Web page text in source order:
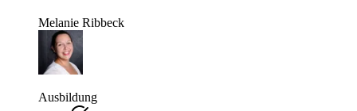
Melanie Ribbeck
Ausbildung